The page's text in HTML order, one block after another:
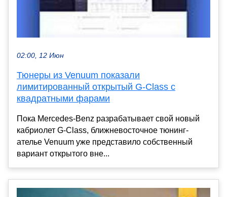
02:00, 12 Июн
Тюнеры из Venuum показали
лимитированный открытый G-Class с
квадратными фарами
Пока Mercedes-Benz разрабатывает свой новый
кабриолет G-Class, ближневосточное тюнинг-
ателье Venuum уже представило собственный
вариант открытого вне...